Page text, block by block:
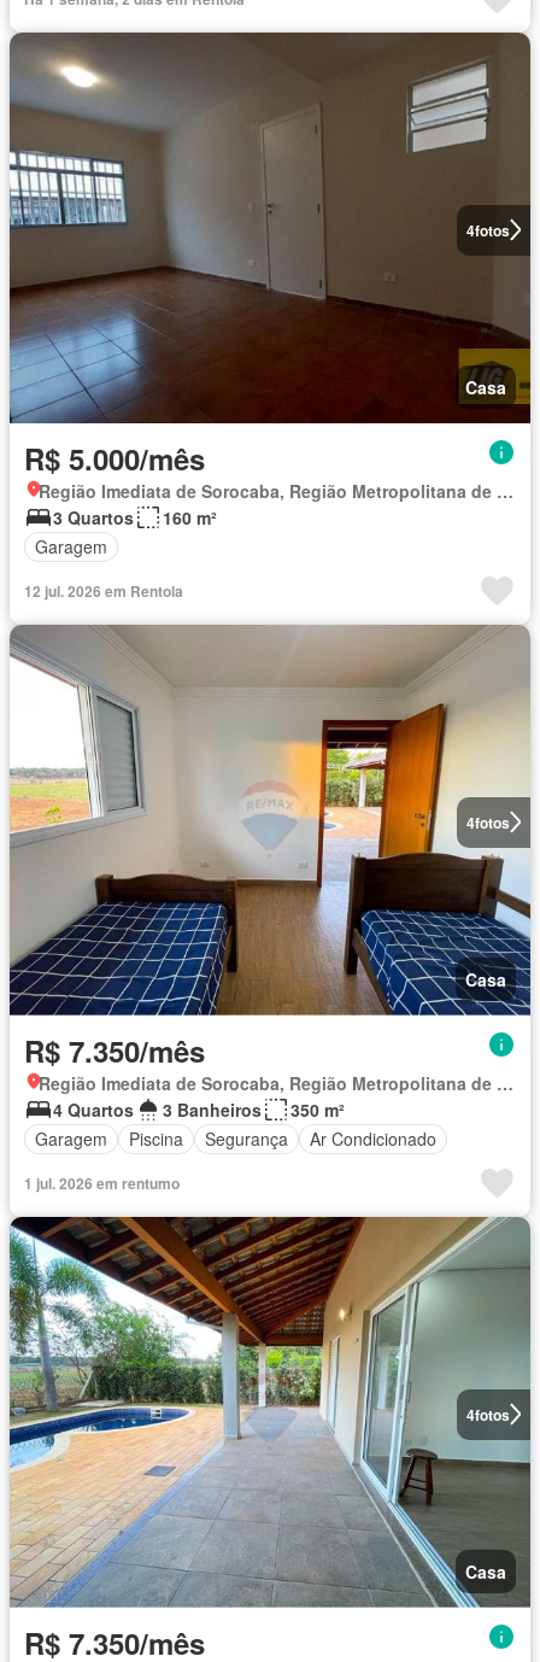
4fotos
Casa
R$ 5.000/mês
Região Imediata de Sorocaba, Região Metropolitana de Sorocaba
3 Quartos
160 m²
Garagem
12 jul. 2026 em Rentola
4fotos
Casa
R$ 7.350/mês
Região Imediata de Sorocaba, Região Metropolitana de Sorocaba
4 Quartos
3 Banheiros
350 m²
Garagem
Piscina Segurança Ar Condicionado
1 jul. 2026 em rentumo
4fotos
Casa
R$ 7.350/mês